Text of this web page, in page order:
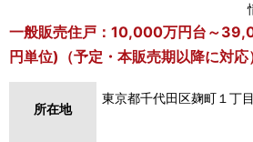
一般販売住戸：10,000万円台～
円単位)（予定・本販売期以降に対応
所在地
東京都千代田区麹町１丁